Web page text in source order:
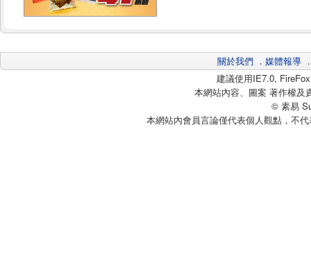
關於我們 ． 媒體報導
建議使用IE7.0,
本網站內容、圖案 著作權及
© 素易
本網站內會員言論僅代表個人觀點，不